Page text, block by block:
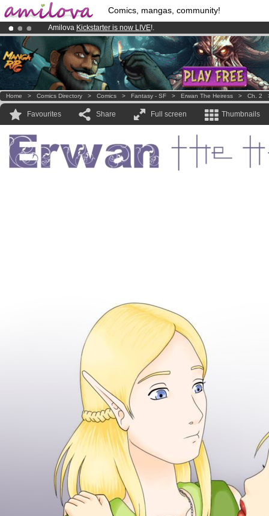
Comics, mangas, community!
Amilova Kickstarter is now LIVE!.
Already 100000membersand 1000comics & mangas!.
Premium membership from3.95 euros per month !Get membership
Home > Comics Directory > Comics > Fantasy - SF > Erwan The Heiress > Ch. 2
Favourites Share Full screen Thumbnails